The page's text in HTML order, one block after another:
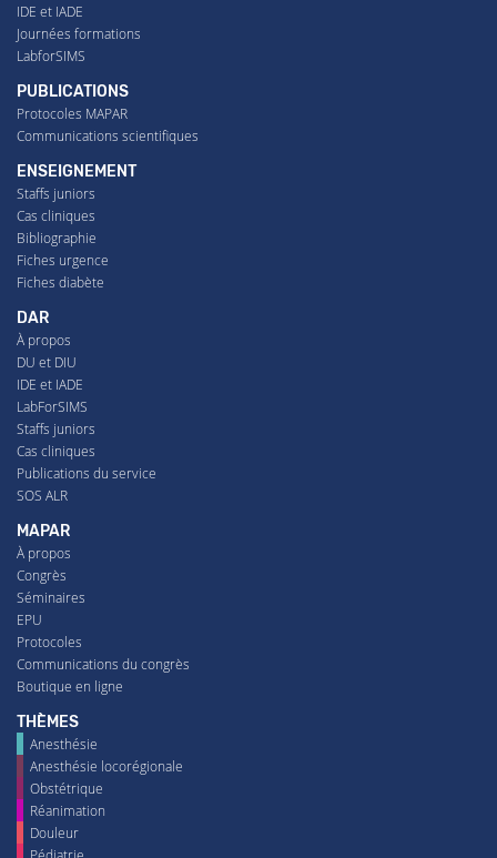
IDE et IADE
Journées formations
LabforSIMS
PUBLICATIONS
Protocoles MAPAR
Communications scientifiques
ENSEIGNEMENT
Staffs juniors
Cas cliniques
Bibliographie
Fiches urgence
Fiches diabète
DAR
À propos
DU et DIU
IDE et IADE
LabForSIMS
Staffs juniors
Cas cliniques
Publications du service
SOS ALR
MAPAR
À propos
Congrès
Séminaires
EPU
Protocoles
Communications du congrès
Boutique en ligne
THÈMES
Anesthésie
Anesthésie locorégionale
Obstétrique
Réanimation
Douleur